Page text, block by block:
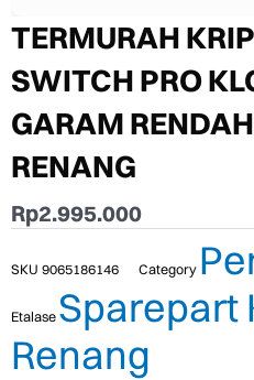
TERMURAH
SWITCH PRO
GARAM
RENANG
Rp2.995.000
SKU 9065186146 Category
Etalase Sparepart
Renang